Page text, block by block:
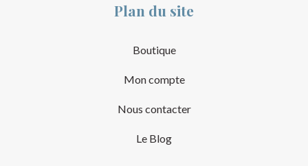
Plan du site
Boutique
Mon compte
Nous contacter
Le Blog